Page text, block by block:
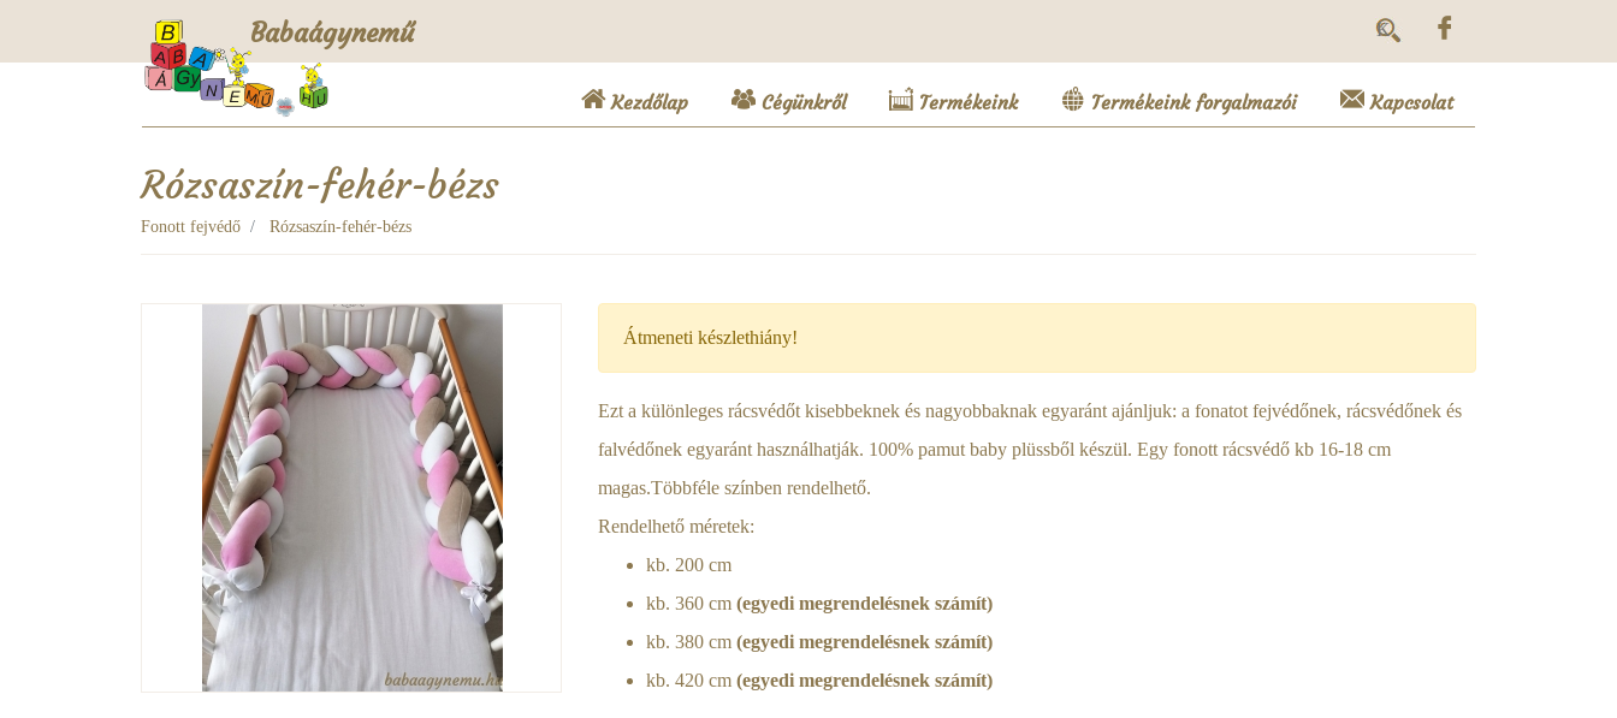
Babaágynemű
Kezdőlap (current)Cégünkről Termékeink Termékeink forgalmazói Kapcsolat
Rózsaszín-fehér-bézs
Fonott fejvédő Rózsaszín-fehér-bézs
Átmeneti készlethiány!
Ezt a különleges rácsvédőt kisebbeknek és nagyobbaknak egyaránt ajánljuk: a fonatot fejvédőnek, rácsvédőnek és
falvédőnek egyaránt használhatják. 100% pamut baby plüssből készül. Egy fonott rácsvédő kb 16-18 cm
magas.Többféle színben rendelhető.
Rendelhető méretek:
kb. 200 cm
kb. 360 cm (egyedi megrendelésnek számít)
kb. 380 cm (egyedi megrendelésnek számít)
kb. 420 cm (egyedi megrendelésnek számít)